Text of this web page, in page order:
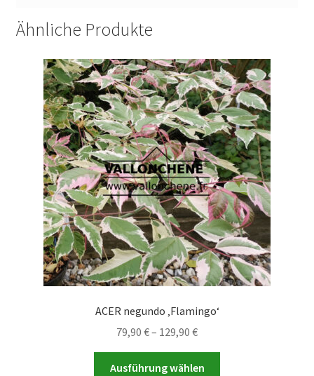
Ähnliche Produkte
ACER negundo ‚Flamingo‘
79,90 €– 129,90 €Preisspanne:
79,90 €
bis
Ausführung wählen